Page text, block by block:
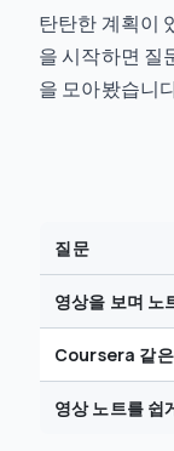
탄탄한 계획이
을 시작하면 질
을 모아봤습니
질문
영상을 보며 노
Coursera 같은
영상 노트를 쉽